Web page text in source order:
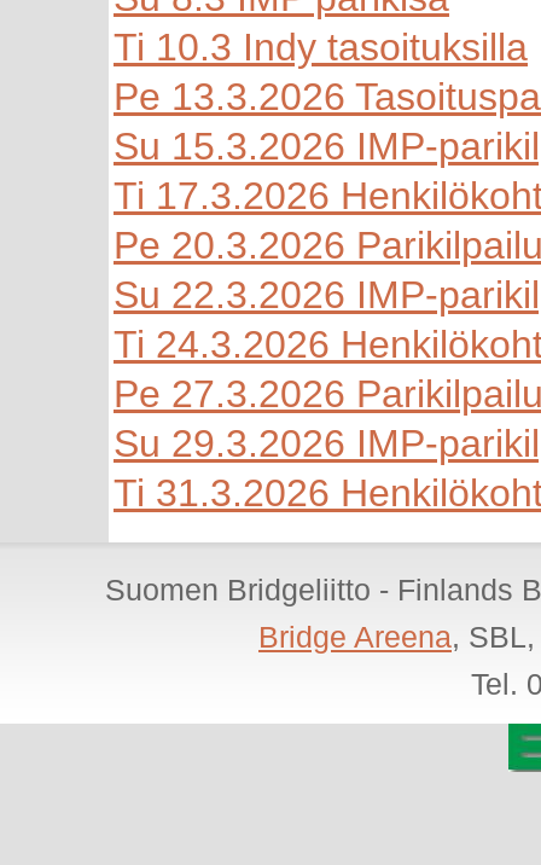
Ti 10.3 Indy tasoituksilla
Pe 13.3.2026
Su 15.3.2026 IMP-
Ti 17.3.2026
Pe 20.3.2026
Su 22.3.2026 IMP-
Ti 24.3.2026
Pe 27.3.2026
Su 29.3.2026 IMP-
Ti 31.3.2026
Suomen Bridgeliitto - Finlands
Bridge Areena,
Tel.